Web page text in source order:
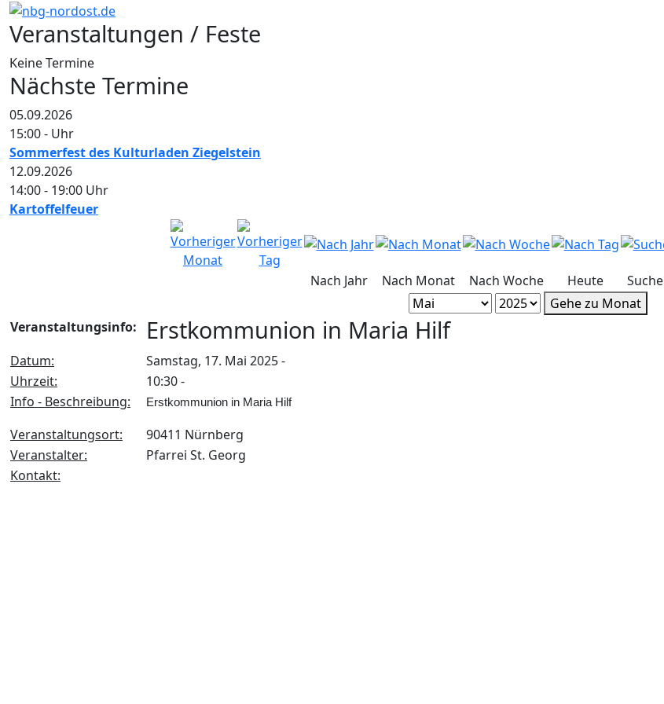
Veranstaltungen / Feste
Keine Termine
Nächste Termine
05.09.2026
15:00- Uhr
Sommerfest des Kulturladen Ziegelstein
12.09.2026
14:00- 19:00 Uhr
Kartoffelfeuer
Nach Jahr Nach Monat Nach Woche Heute Suche
Gehe zu Monat
Veranstaltungsinfo:
Erstkommunion in Maria Hilf
Datum:
Samstag, 17. Mai 2025 -
Uhrzeit:
10:30 -
Info - Beschreibung:
Erstkommunion in Maria Hilf
Veranstaltungsort:
90411 Nürnberg
Veranstalter:
Pfarrei St. Georg
Kontakt: